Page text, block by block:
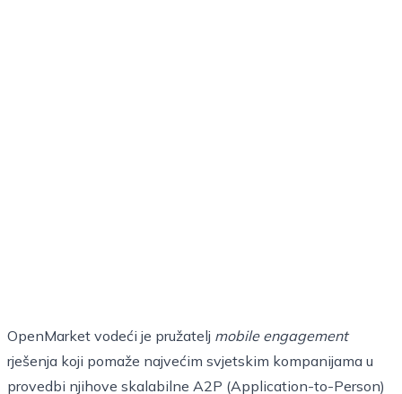
OpenMarket vodeći je pružatelj mobile engagement
rješenja koji pomaže najvećim svjetskim kompanijama u
provedbi njihove skalabilne A2P (Application-to-Person)